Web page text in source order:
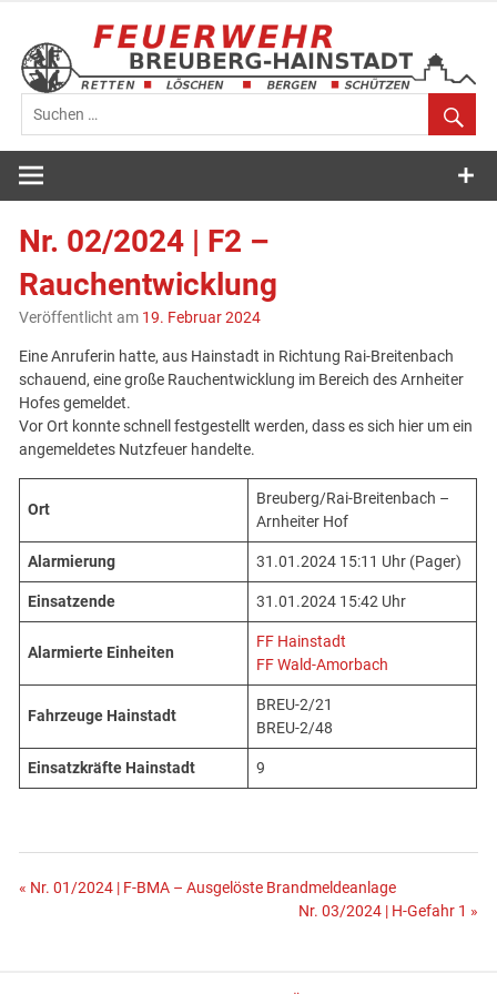
springen
Feuerwehr
Breuberg-
Nr. 02/2024 | F2 –
Rauchentwicklung
Veröffentlicht am 19. Februar 2024
Eine Anruferin hatte, aus Hainstadt in Richtung Rai-Breitenbach
schauend, eine große Rauchentwicklung im Bereich des Arnheiter
Hofes gemeldet.
Vor Ort konnte schnell festgestellt werden, dass es sich hier um ein
angemeldetes Nutzfeuer handelte.
Ort
Breuberg/Rai-Breitenbach –
Arnheiter Hof
Alarmierung 31.01.2024 15:11 Uhr (Pager)
Einsatzende 31.01.2024 15:42 Uhr
Alarmierte Einheiten
FF Hainstadt
FF Wald-Amorbach
Fahrzeuge Hainstadt
BREU-2/21
BREU-2/48
Einsatzkräfte Hainstadt 9
Beitragsnavigation
« Nr. 01/2024 | F-BMA – Ausgelöste Brandmeldeanlage
Nr. 03/2024 | H-Gefahr 1 »